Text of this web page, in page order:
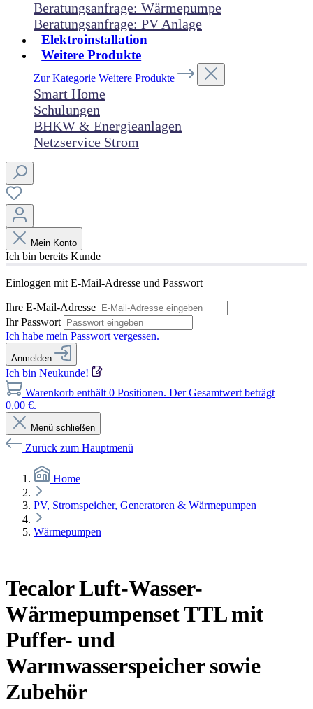
Beratungsanfrage: Wärmepumpe
Beratungsanfrage: PV Anlage
Elektroinstallation
Weitere Produkte
Zur Kategorie Weitere Produkte
Smart Home
Schulungen
BHKW & Energieanlagen
Netzservice Strom
Mein Konto
Ich bin bereits Kunde
Einloggen mit E-Mail-Adresse und Passwort
Ihre E-Mail-Adresse
Ihr Passwort
Ich habe mein Passwort vergessen.
Anmelden
Ich bin Neukunde!
Warenkorb enthält 0 Positionen. Der Gesamtwert beträgt
0,00 €.
Menü schließen
Zurück zum Hauptmenü
Home
PV, Stromspeicher, Generatoren & Wärmepumpen
Wärmepumpen
Tecalor Luft-Wasser-
Wärmepumpenset TTL mit
Puffer- und
Warmwasserspeicher sowie
Zubehör